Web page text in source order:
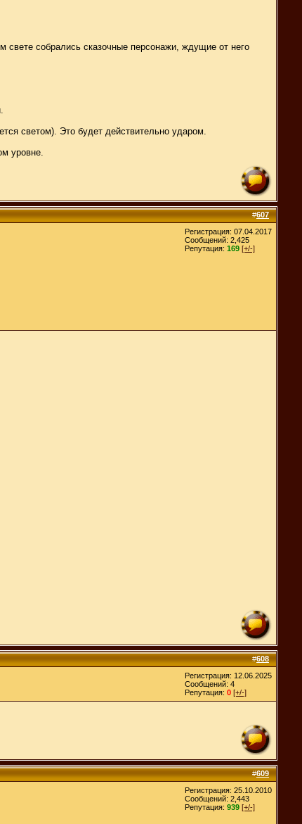
свете собрались сказочные персонажи, ждущие от него
светом). Это будет действительно ударом.
уровне.
#607
Регистрация: 07.04.2017
Сообщений: 2,425
Репутация: 169 [+/-]
#608
Регистрация: 12.06.2025
Сообщений: 4
Репутация: 0 [+/-]
#609
Регистрация: 25.10.2010
Сообщений: 2,443
Репутация: 939 [+/-]